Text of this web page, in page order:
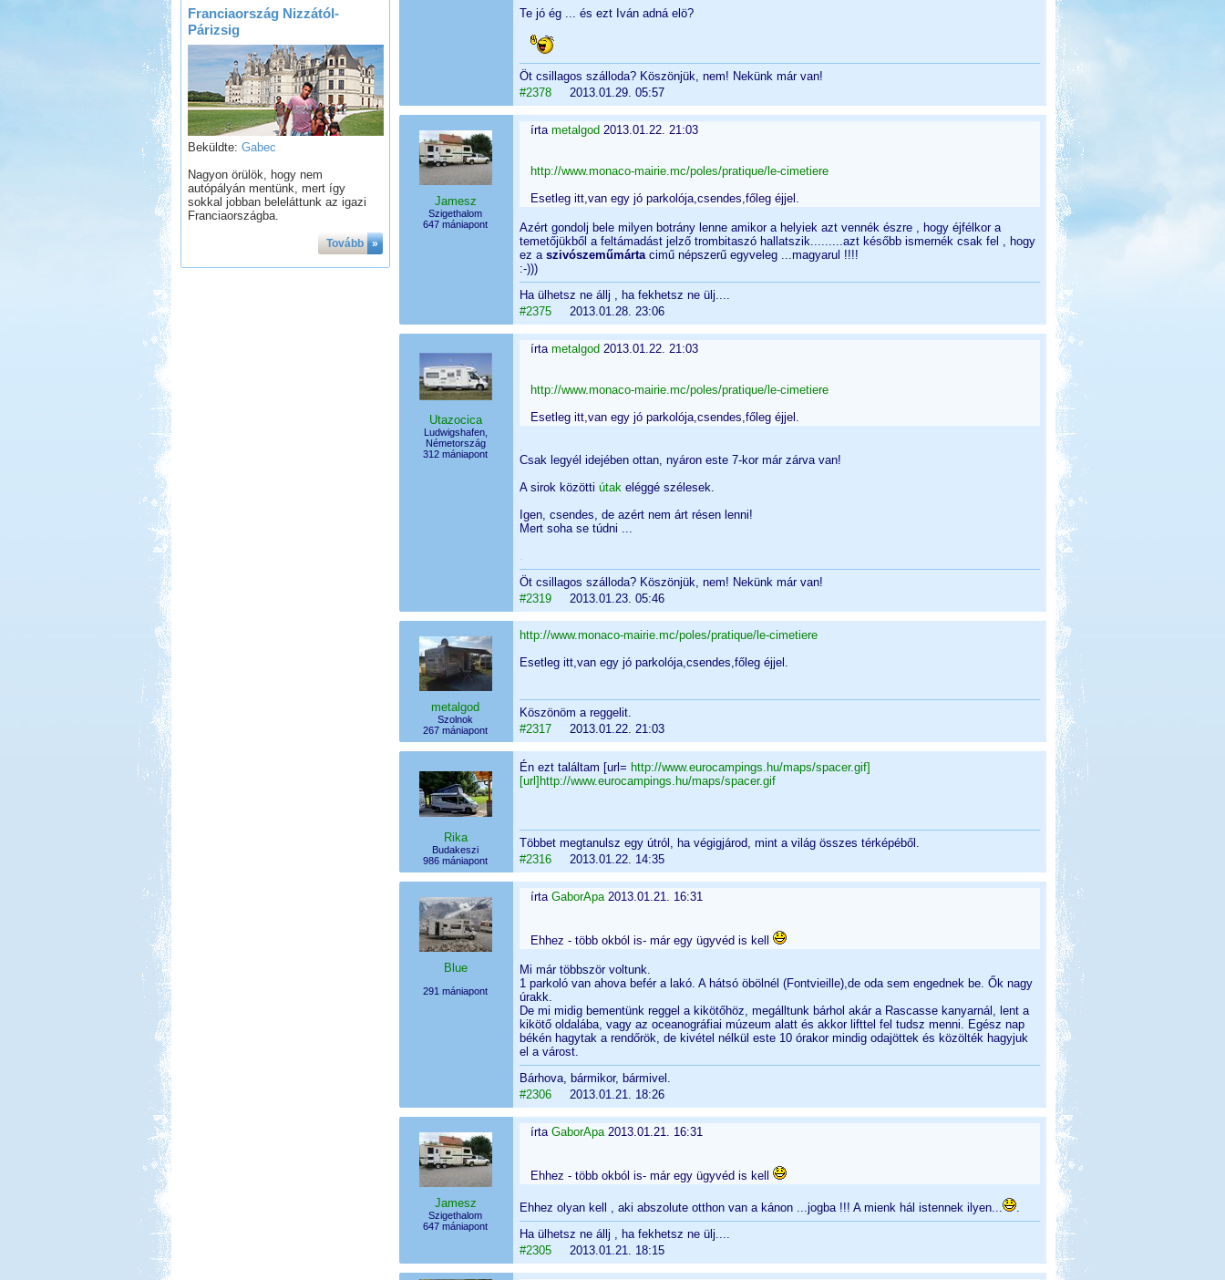
Franciaország Nizzától-
Párizsig
Beküldte: Gabec
Nagyon örülök, hogy nem
autópályán mentünk, mert így
sokkal jobban beleláttunk az igazi
Franciaországba.
Tovább »
Te jó ég ... és ezt Iván adná elö?
Öt csillagos szálloda? Köszönjük, nem! Nekünk már van!
#23782013.01.29. 05:57
Jamesz
Szigethalom
647 mániapont
írta metalgod 2013.01.22. 21:03
http://www.monaco-mairie.mc/poles/pratique/le-cimetiere
Esetleg itt,van egy jó parkolója,csendes,főleg éjjel.
Azért gondolj bele milyen botrány lenne amikor a helyiek azt vennék észre , hogy éjfélkor a
temetőjükből a feltámadást jelző trombitaszó hallatszik.........azt később ismernék csak fel , hogy
ez a szivószeműmárta cimű népszerű egyveleg ...magyarul !!!!
:-)))
Ha ülhetsz ne állj , ha fekhetsz ne ülj....
#23752013.01.28. 23:06
Utazocica
Ludwigshafen,
Németország
312 mániapont
írta metalgod 2013.01.22. 21:03
http://www.monaco-mairie.mc/poles/pratique/le-cimetiere
Esetleg itt,van egy jó parkolója,csendes,főleg éjjel.
.
Csak legyél idejében ottan, nyáron este 7-kor már zárva van!
A sirok közötti útakeléggé szélesek.
Igen, csendes, de azért nem árt résen lenni!
Mert soha se túdni ...
.
Öt csillagos szálloda? Köszönjük, nem! Nekünk már van!
#23192013.01.23. 05:46
metalgod
Szolnok
267 mániapont
http://www.monaco-mairie.mc/poles/pratique/le-cimetiere
Esetleg itt,van egy jó parkolója,csendes,főleg éjjel.
Köszönöm a reggelit.
#23172013.01.22. 21:03
Rika
Budakeszi
986 mániapont
Én ezt találtam [url= http://www.eurocampings.hu/maps/spacer.gif]
[url]http://www.eurocampings.hu/maps/spacer.gif
Többet megtanulsz egy útról, ha végigjárod, mint a világ összes térképéből.
#23162013.01.22. 14:35
Blue
291 mániapont
írta GaborApa2013.01.21. 16:31
Ehhez - több okból is- már egy ügyvéd is kell
Mi már többször voltunk.
1 parkoló van ahova befér a lakó. A hátsó öbölnél (Fontvieille),de oda sem engednek be. Ők nagy
úrakk.
De mi midig bementünk reggel a kikötőhöz, megálltunk bárhol akár a Rascasse kanyarnál, lent a
kikötő oldalába, vagy az oceanográfiai múzeum alatt és akkor lifttel fel tudsz menni. Egész nap
békén hagytak a rendőrök, de kivétel nélkül este 10 órakor mindig odajöttek és közölték hagyjuk
el a várost.
Bárhova, bármikor, bármivel.
#23062013.01.21. 18:26
Jamesz
Szigethalom
647 mániapont
írta GaborApa2013.01.21. 16:31
Ehhez - több okból is- már egy ügyvéd is kell
Ehhez olyan kell , aki abszolute otthon van a kánon ...jogba !!! A mienk hál istennek ilyen...
.
Ha ülhetsz ne állj , ha fekhetsz ne ülj....
#23052013.01.21. 18:15